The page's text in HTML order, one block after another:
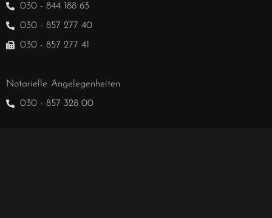
030 - 844 188 63
030 - 857 277 40
030 - 857 277 41
Notarielle Angelegenheiten
030 - 857 328 00